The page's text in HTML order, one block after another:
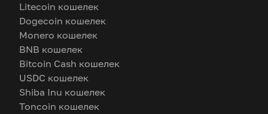
Litecoin кошелек
Dogecoin кошелек
Monero кошелек
BNB кошелек
Bitcoin Cash кошелек
USDC кошелек
Shiba Inu кошелек
Toncoin кошелек